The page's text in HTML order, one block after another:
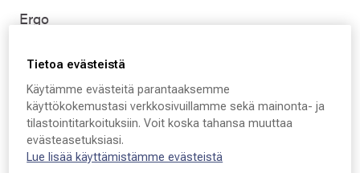
Ergo
- 137
49,50 €
Hinta alennettu
99,00 €Alennettu hinta
Alin hinta 30 päivän aikana ennen alennusta: 99,00 € (+100
Tietoa evästeistä
Käytämme evästeitä parantaaksemme
käyttökokemustasi verkkosivuillamme sekä mainonta- ja
tilastointitarkoituksiin. Voit koska tahansa muuttaa
evästeasetuksiasi.
Lue lisää käyttämistämme evästeistä